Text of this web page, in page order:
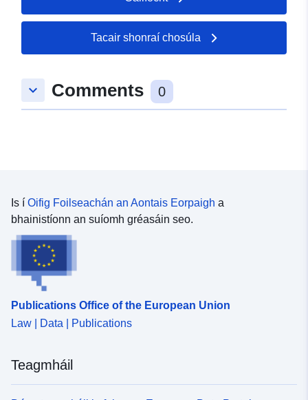
Tacair shonraí chosúla
keyboard_arrow_down Comments 0
Is í Oifig Foilseachán an Aontais Eorpaigh a
bhainistíonn an suíomh gréasáin seo.
Publications Office of the European Union
Law | Data | Publications
Teagmháil